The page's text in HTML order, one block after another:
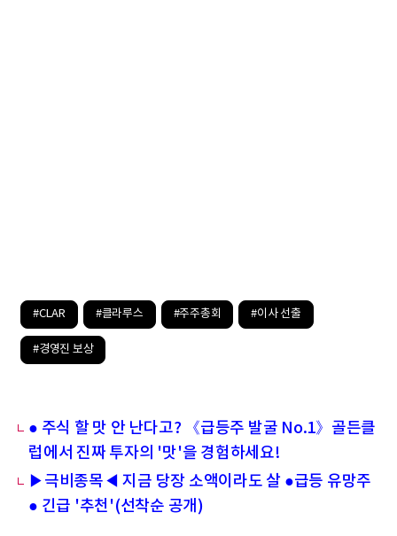
#CLAR #클라루스 #주주총회 #이사 선출
#경영진 보상
● 주식 할 맛 안 난다고? 《급등주 발굴 No.1》골든클
럽에서 진짜 투자의 '맛'을 경험하세요!
▶극비종목◀ 지금 당장 소액이라도 살 ●급등 유망주
● 긴급 '추천'(선착순 공개)